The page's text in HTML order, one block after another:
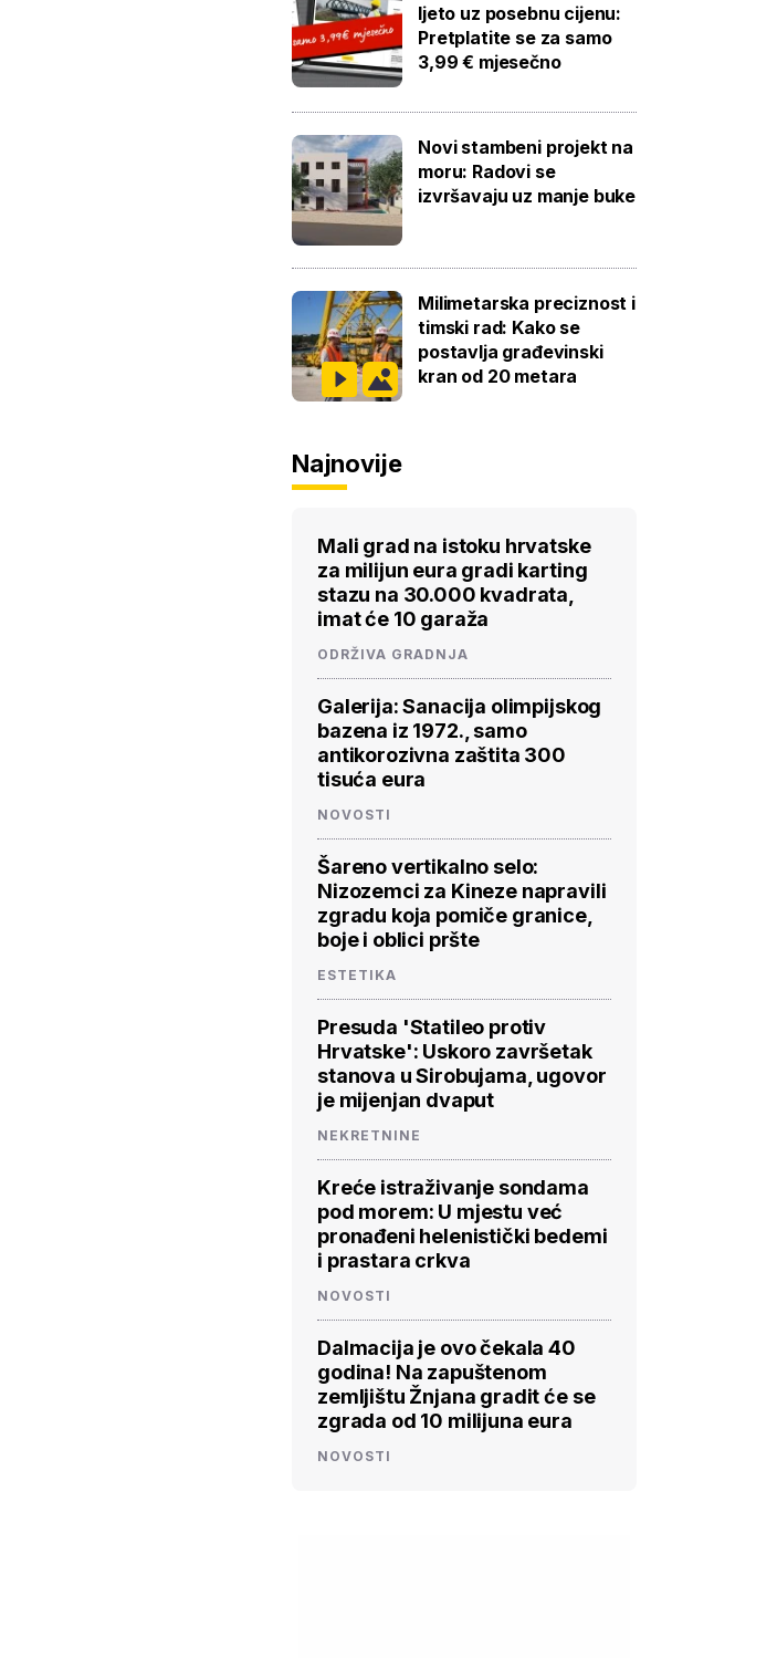
ljeto uz posebnu cijenu:
Pretplatite se za samo
3,99 € mjesečno
Novi stambeni projekt na
moru: Radovi se
izvršavaju uz manje buke
Milimetarska preciznost i
timski rad: Kako se
postavlja građevinski
kran od 20 metara
Najnovije
Mali grad na istoku hrvatske
za milijun eura gradi karting
stazu na 30.000 kvadrata,
imat će 10 garaža
ODRŽIVA GRADNJA
Galerija: Sanacija olimpijskog
bazena iz 1972., samo
antikorozivna zaštita 300
tisuća eura
NOVOSTI
Šareno vertikalno selo:
Nizozemci za Kineze napravili
zgradu koja pomiče granice,
boje i oblici pršte
ESTETIKA
Presuda 'Statileo protiv
Hrvatske': Uskoro završetak
stanova u Sirobujama, ugovor
je mijenjan dvaput
NEKRETNINE
Kreće istraživanje sondama
pod morem: U mjestu već
pronađeni helenistički bedemi
i prastara crkva
NOVOSTI
Dalmacija je ovo čekala 40
godina! Na zapuštenom
zemljištu Žnjana gradit će se
zgrada od 10 milijuna eura
NOVOSTI